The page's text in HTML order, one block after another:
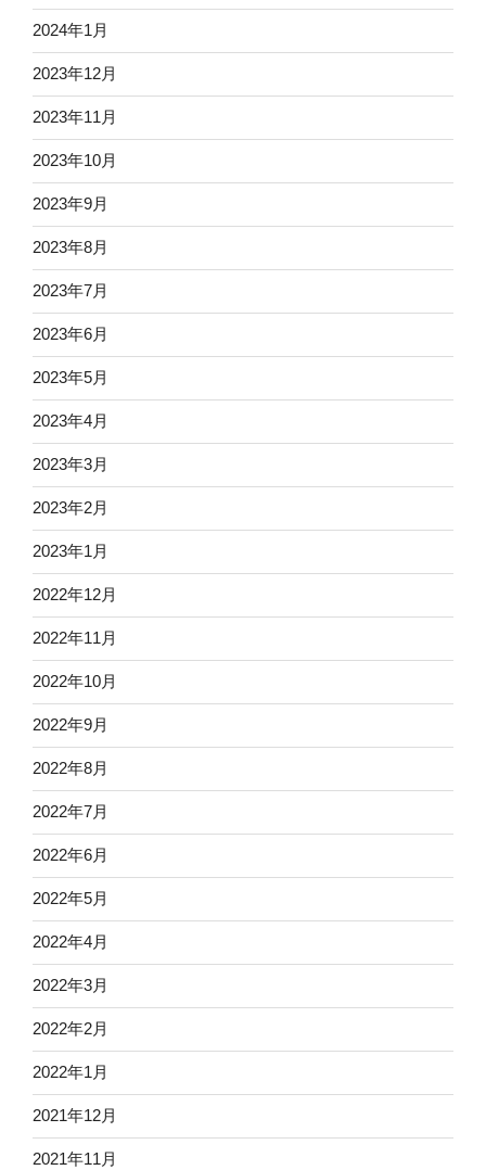
2024年1月
2023年12月
2023年11月
2023年10月
2023年9月
2023年8月
2023年7月
2023年6月
2023年5月
2023年4月
2023年3月
2023年2月
2023年1月
2022年12月
2022年11月
2022年10月
2022年9月
2022年8月
2022年7月
2022年6月
2022年5月
2022年4月
2022年3月
2022年2月
2022年1月
2021年12月
2021年11月